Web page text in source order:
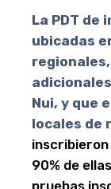
La PDT de
ubicadas
regionales,
Nui, y que
locales de
inscribieron
90% de